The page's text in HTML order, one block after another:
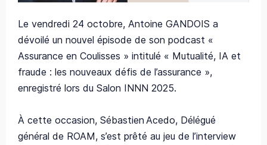
Le vendredi 24 octobre, Antoine GANDOIS a
dévoilé un nouvel épisode de son podcast «
Assurance en Coulisses » intitulé « Mutualité, IA et
fraude : les nouveaux défis de l’assurance »,
enregistré lors du Salon INNN 2025.
À cette occasion, Sébastien Acedo, Délégué
général de ROAM, s’est prêté au jeu de l’interview